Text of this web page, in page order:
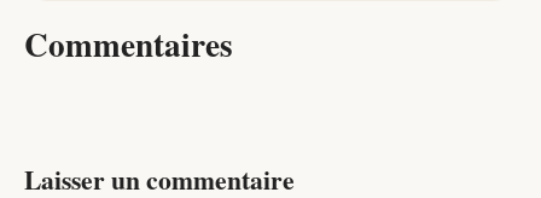
Commentaires
Laisser un commentaire